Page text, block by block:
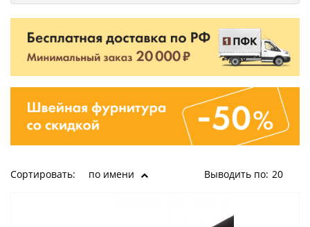
Сортировать: по имени Выводить по: 20